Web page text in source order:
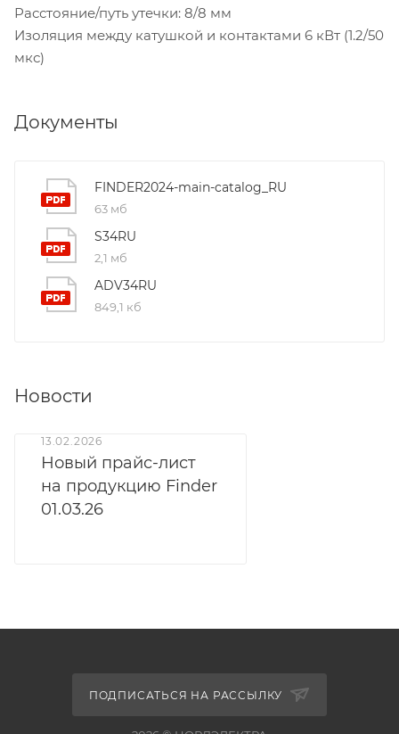
Расстояние/путь утечки: 8/8 мм
Изоляция между катушкой и контактами 6 кВт (1.2/50
мкс)
Документы
FINDER2024-main-catalog_RU
63 мб
S34RU
2,1 мб
ADV34RU
849,1 кб
Новости
13.02.2026
Новый прайс-лист
на продукцию Finder
01.03.26
ПОДПИСАТЬСЯ НА РАССЫЛКУ